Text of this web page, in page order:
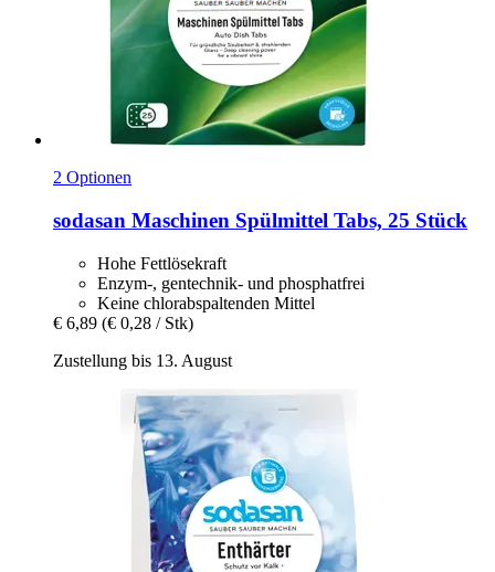
2 Optionen
sodasan Maschinen Spülmittel Tabs, 25 Stück
Hohe Fettlösekraft
Enzym-, gentechnik- und phosphatfrei
Keine chlorabspaltenden Mittel
€ 6,89 (€ 0,28 / Stk)
Zustellung bis 13. August